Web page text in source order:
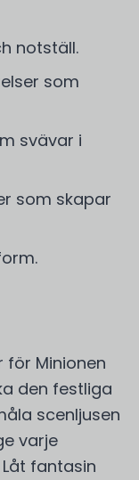
notställ.
som
svävar i
som skapar
Minionen
den festliga
scenljusen
varje
fantasin